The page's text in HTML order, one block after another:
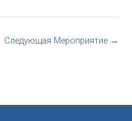
Следующая Мероприятие →